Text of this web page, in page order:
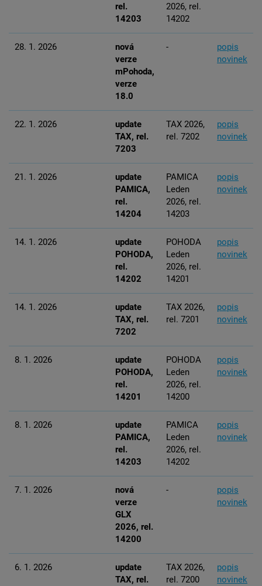
rel.
14203
2026, rel.
14202
28. 1. 2026
nová
verze
mPohoda,
verze
18.0
-
popis
novinek
22. 1. 2026
update
TAX, rel.
7203
TAX 2026,
rel. 7202
popis
novinek
21. 1. 2026
update
PAMICA,
rel.
14204
PAMICA
Leden
2026, rel.
14203
popis
novinek
14. 1. 2026
update
POHODA,
rel.
14202
POHODA
Leden
2026, rel.
14201
popis
novinek
14. 1. 2026
update
TAX, rel.
7202
TAX 2026,
rel. 7201
popis
novinek
8. 1. 2026
update
POHODA,
rel.
14201
POHODA
Leden
2026, rel.
14200
popis
novinek
8. 1. 2026
update
PAMICA,
rel.
14203
PAMICA
Leden
2026, rel.
14202
popis
novinek
7. 1. 2026
nová
verze
GLX
2026, rel.
14200
-
popis
novinek
6. 1. 2026
update
TAX, rel.
TAX 2026,
rel. 7200
popis
novinek